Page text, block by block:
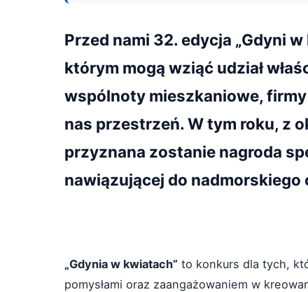
Przed nami 32. edycja „Gdyni
którym mogą wziąć udział
wspólnoty mieszkaniowe,
nas przestrzeń. W tym roku, z
przyznana zostanie nagroda
nawiązującej do nadmorskiego
„Gdynia w kwiatach” to konkurs dla tych,
pomysłami oraz zaangażowaniem w